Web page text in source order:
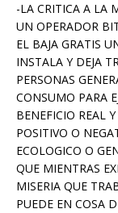
-LA CRITICA A LA
UN OPERADOR
EL BAJA GRATIS
INSTALA Y DEJA
PERSONAS
CONSUMO PARA
BENEFICIO REAL
POSITIVO O
ECOLOGICO O
QUE MIENTRAS
MISERIA QUE
PUEDE EN COSA